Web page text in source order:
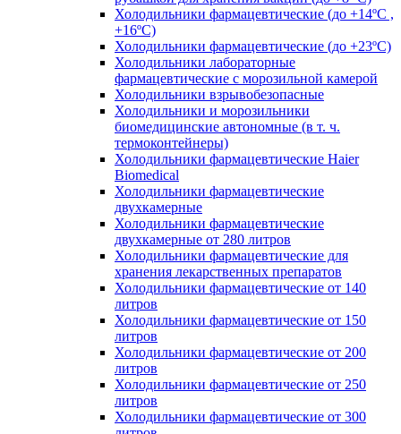
Холодильники фармацевтические (до +14ºС ,
+16ºС)
Холодильники фармацевтические (до +23ºС)
Холодильники лабораторные
фармацевтические с морозильной камерой
Холодильники взрывобезопасные
Холодильники и морозильники
биомедицинские автономные (в т. ч.
термоконтейнеры)
Холодильники фармацевтические Haier
Biomedical
Холодильники фармацевтические
двухкамерные
Холодильники фармацевтические
двухкамерные от 280 литров
Холодильники фармацевтические для
хранения лекарственных препаратов
Холодильники фармацевтические от 140
литров
Холодильники фармацевтические от 150
литров
Холодильники фармацевтические от 200
литров
Холодильники фармацевтические от 250
литров
Холодильники фармацевтические от 300